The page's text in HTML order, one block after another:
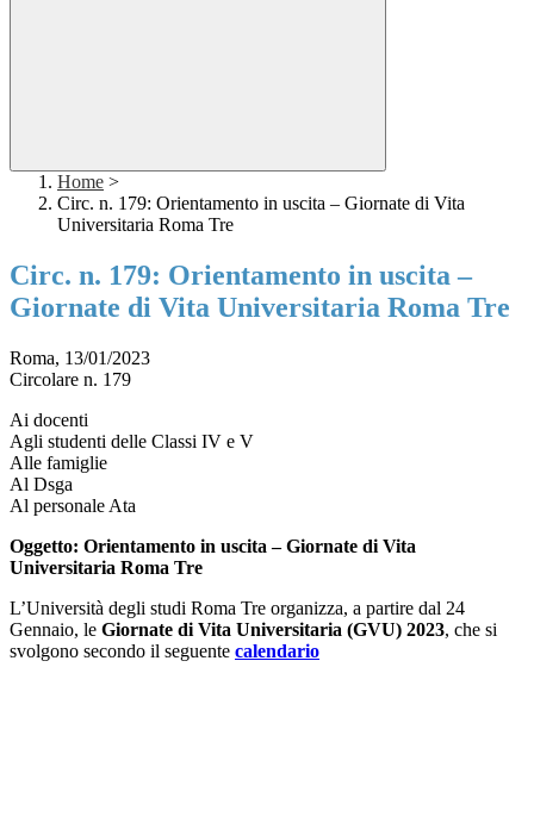
Home >
Circ. n. 179: Orientamento in uscita – Giornate di Vita
Universitaria Roma Tre
Circ. n. 179: Orientamento in uscita –
Giornate di Vita Universitaria Roma Tre
Roma, 13/01/2023
Circolare n. 179
Ai docenti
Agli studenti delle Classi IV e V
Alle famiglie
Al Dsga
Al personale Ata
Oggetto: Orientamento in uscita – Giornate di Vita
Universitaria Roma Tre
L’Università degli studi Roma Tre organizza, a partire dal 24
Gennaio, le Giornate di Vita Universitaria (GVU) 2023, che si
svolgono secondo il seguente calendario